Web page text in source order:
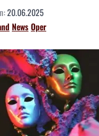
20.06.2025
NewsOper